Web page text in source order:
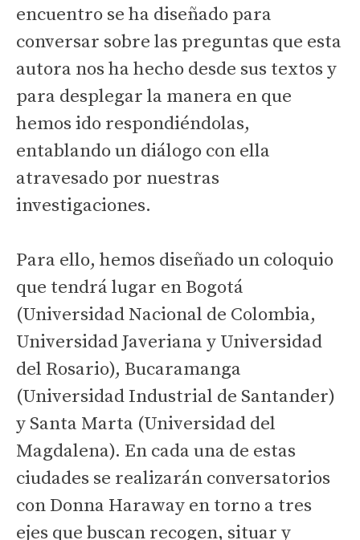
encuentro se ha diseñado para
conversar sobre las preguntas que esta
autora nos ha hecho desde sus textos y
para desplegar la manera en que
hemos ido respondiéndolas,
entablando un diálogo con ella
atravesado por nuestras
investigaciones.
Para ello, hemos diseñado un coloquio
que tendrá lugar en Bogotá
(Universidad Nacional de Colombia,
Universidad Javeriana y Universidad
del Rosario), Bucaramanga
(Universidad Industrial de Santander)
y Santa Marta (Universidad del
Magdalena). En cada una de estas
ciudades se realizarán conversatorios
con Donna Haraway en torno a tres
ejes que buscan recogen, situar y